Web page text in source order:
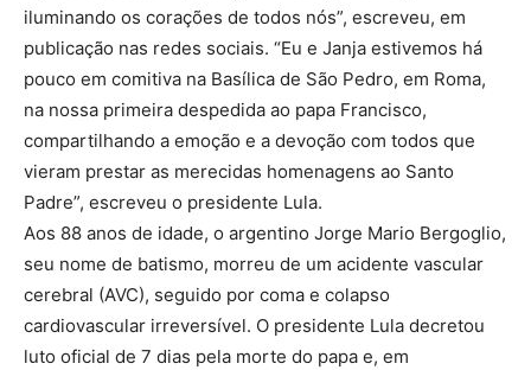
iluminando os corações de todos nós”, escreveu, em
publicação nas redes sociais. “Eu e Janja estivemos há
pouco em comitiva na Basílica de São Pedro, em Roma,
na nossa primeira despedida ao papa Francisco,
compartilhando a emoção e a devoção com todos que
vieram prestar as merecidas homenagens ao Santo
Padre”, escreveu o presidente Lula.
Aos 88 anos de idade, o argentino Jorge Mario Bergoglio,
seu nome de batismo, morreu de um acidente vascular
cerebral (AVC), seguido por coma e colapso
cardiovascular irreversível. O presidente Lula decretou
luto oficial de 7 dias pela morte do papa e, em